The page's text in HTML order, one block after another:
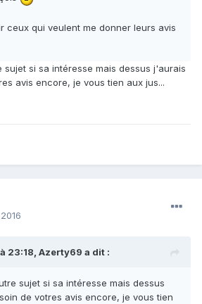
ceux qui veulent me donner leurs avis
si sa intéresse mais dessus j'aurais
avis encore, je vous tien aux jus...
23:18, Azerty69 a dit :
sujet si sa intéresse mais dessus
de votres avis encore, je vous tien